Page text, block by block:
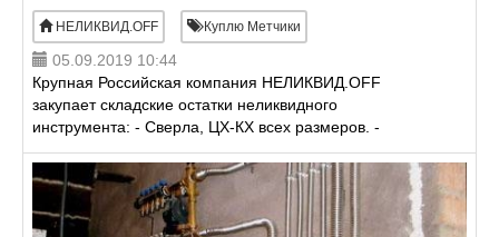
НЕЛИКВИД.OFF Куплю Метчики
05.09.2019 10:44
Крупная Российская компания НЕЛИКВИД.OFF
закупает складские остатки неликвидного
инструмента: - Сверла, ЦХ-КХ всех размеров. -
Патроны токарные. - Фрезы концевые, отрезвные. -
Мечики, плашки. - М